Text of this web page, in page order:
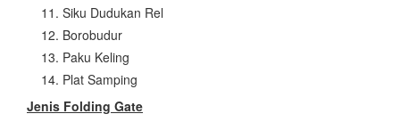
Siku Dudukan Rel
Borobudur
Paku Keling
Plat Samping
Jenis Folding Gate